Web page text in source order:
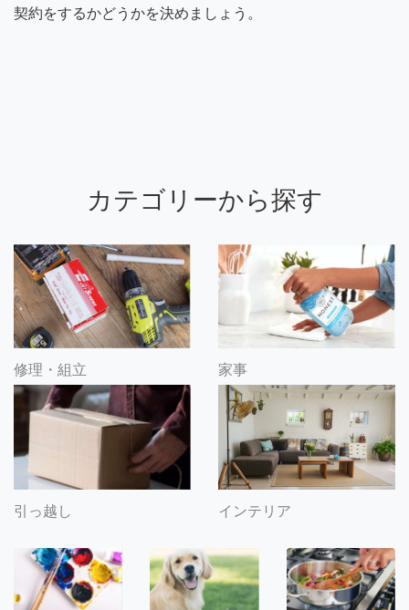
契約をするかどうかを決めましょう。
カテゴリーから探す
修理・組立 家事
引っ越し インテリア